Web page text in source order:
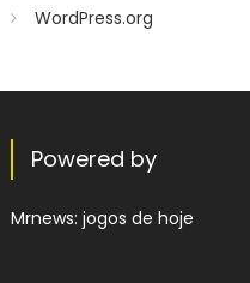
WordPress.org
Powered by
Mrnews: jogos de hoje